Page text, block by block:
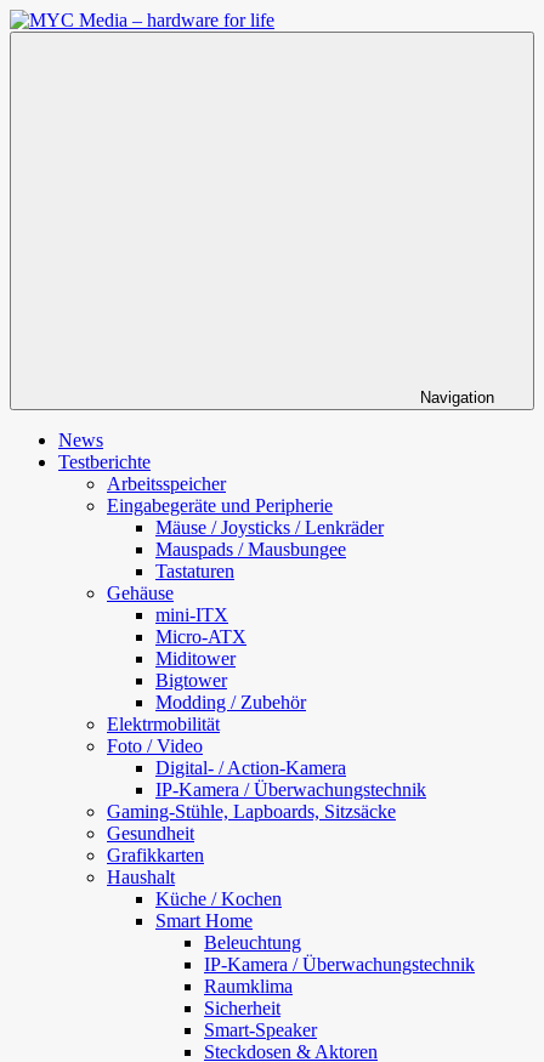
Zum
Inhalt
Navigation
News
Testberichte
Arbeitsspeicher
Eingabegeräte und Peripherie
Mäuse / Joysticks / Lenkräder
Mauspads / Mausbungee
Tastaturen
Gehäuse
mini-ITX
Micro-ATX
Miditower
Bigtower
Modding / Zubehör
Elektrmobilität
Foto / Video
Digital- / Action-Kamera
IP-Kamera / Überwachungstechnik
Gaming-Stühle, Lapboards, Sitzsäcke
Gesundheit
Grafikkarten
Haushalt
Küche / Kochen
Smart Home
Beleuchtung
IP-Kamera / Überwachungstechnik
Raumklima
Sicherheit
Smart-Speaker
Steckdosen & Aktoren